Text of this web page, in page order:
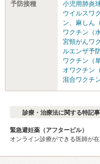
予防接種 小児用肺炎
ウイルスワ
ン、 麻しん
ワクチン（
宮頸がんワ
ルエンザ予
ワクチン（
オワクチン
混合ワクチ
診療・治療法に関する特記
緊急避妊薬（アフターピル）
オンライン診療ができる医師が